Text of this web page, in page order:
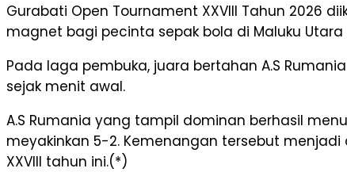
Gurabati Open Tournament XXVIII Tahun 2026
magnet bagi pecinta sepak bola di Maluku
Pada laga pembuka, juara bertahan A.S
sejak menit awal.
A.S Rumania yang tampil dominan berhasil
meyakinkan 5-2. Kemenangan tersebut
XXVIII tahun ini.(*)